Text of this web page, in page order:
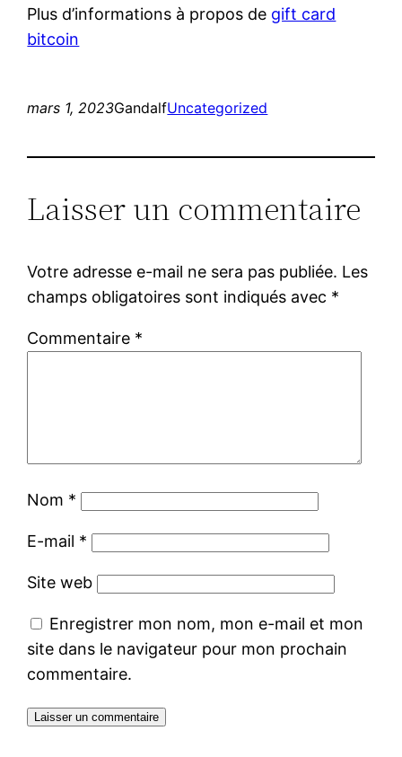
Plus d’informations à propos de gift card
bitcoin
mars 1, 2023GandalfUncategorized
Laisser un commentaire
Votre adresse e-mail ne sera pas publiée. Les
champs obligatoires sont indiqués avec *
Commentaire *
Nom *
E-mail *
Site web
Enregistrer mon nom, mon e-mail et mon
site dans le navigateur pour mon prochain
commentaire.